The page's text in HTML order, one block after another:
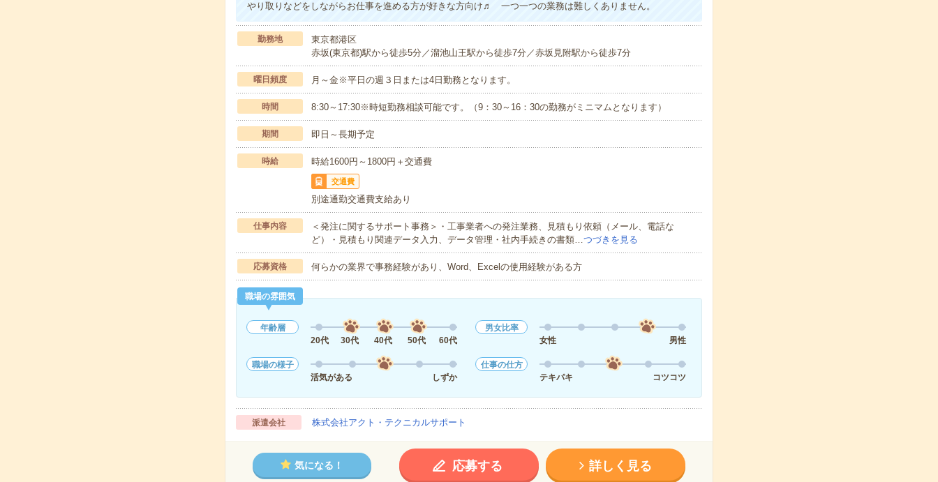
やり取りなどをしながらお仕事を進める方が好きな方向け♬ 一つ一つの業務は難しくありません。
勤務地
東京都港区
赤坂(東京都)駅から徒歩5分／溜池山王駅から徒歩7分／赤坂見附駅から徒歩7分
曜日頻度 月～金※平日の週３日または4日勤務となります。
時間 8:30～17:30※時短勤務相談可能です。（9：30～16：30の勤務がミニマムとなります）
期間 即日～長期予定
時給 時給1600円～1800円＋交通費
交通費
別途通勤交通費支給あり
仕事内容
＜発注に関するサポート事務＞・工事業者への発注業務、見積もり依頼（メール、電話な
ど）・見積もり関連データ入力、データ管理・社内手続きの書類…つづきを見る
応募資格 何らかの業界で事務経験があり、Word、Excelの使用経験がある方
職場の雰囲気
年齢層
20代
30代 40代 50代 60代
男女比率
女性
男性
職場の様子
活気がある
しずか
仕事の仕方
テキパキ
コツコツ
派遣会社 株式会社アクト・テクニカルサポート
気になる！ 応募する 詳しく見る